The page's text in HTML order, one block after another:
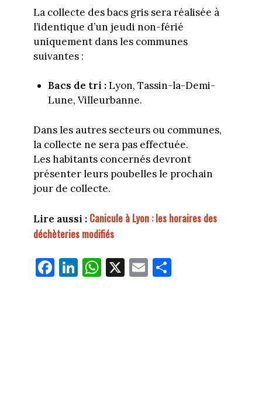
La collecte des bacs gris sera réalisée à
l’identique d’un jeudi non-férié
uniquement dans les communes
suivantes :
Bacs de tri :Lyon, Tassin-la-Demi-
Lune, Villeurbanne.
Dans les autres secteurs ou communes,
la collecte ne sera pas effectuée.
Les habitants concernés devront
présenter leurs poubelles le prochain
jour de collecte.
Lire aussi : Canicule à Lyon : les horaires des
déchèteries modifiés
Fa
ce
Li
nk
W
ha
X E
m
Pa
rt